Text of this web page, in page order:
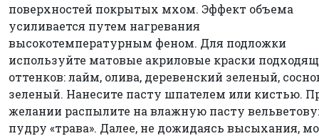
поверхностей покрытых мхом. Эффект объема
усиливается путем нагревания
высокотемпературным феном. Для подложки
используйте матовые акриловые краски
оттенков: лайм, олива, деревенский зеленый,
зеленый. Нанесите пасту шпателем или кистью.
желании распылите на влажную пасту
пудру «трава». Далее, не дожидаясь высыхания,